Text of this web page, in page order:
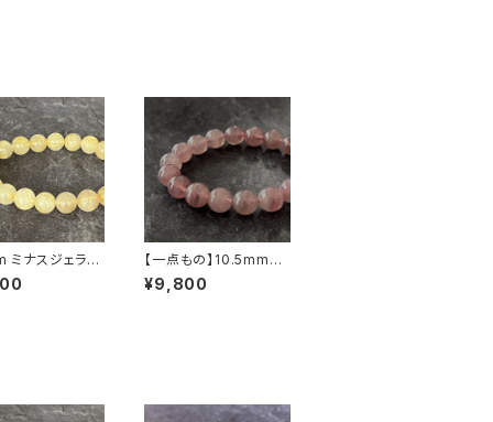
ミナスジェライ
ールデン ルチ
ツ ブレスレット
【一点もの】10.5mmマ
ダガスカル産 ディープ・
ローズクォーツ ブレス
¥9,800